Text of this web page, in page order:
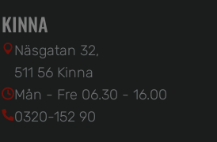
KINNA
Näsgatan 32,
511 56 Kinna
Mån - Fre 06.30 - 16.00
0320-152 90